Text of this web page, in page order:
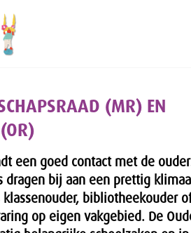
(MR) EN
een goed contact met de
dragen bij aan een prettig
bibliotheekouder
op eigen vakgebied. De